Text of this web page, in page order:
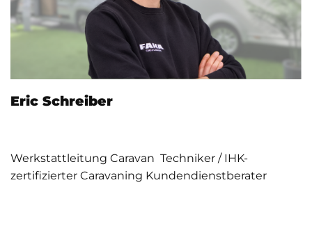
Eric Schreiber
Werkstattleitung Caravan Techniker / IHK-
zertifizierter Caravaning Kundendienstberater